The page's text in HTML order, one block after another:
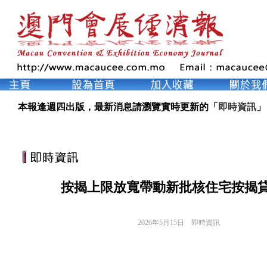
本報逢週四出版，最新消息請瀏覽實時更新的「 即時資訊 」
按揭上限放寬帶動新批核住宅按揭
2026年5月15日 即時資訊